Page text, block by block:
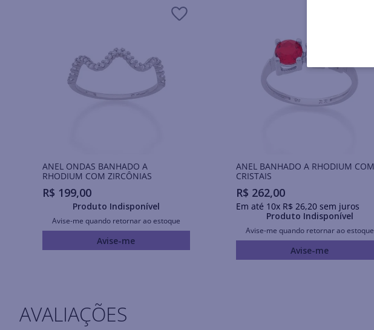
ANEL ONDAS BANHADO A
RHODIUM COM ZIRCÔNIAS
R$ 199,00
Produto Indisponível
Avise-me quando retornar ao estoque
Avise-me
ANEL BANHADO A RHODIUM COM
CRISTAIS
R$ 262,00
Em até 10x R$ 26,20sem juros
Produto Indisponível
Avise-me quando retornar ao estoque
Avise-me
AVALIAÇÕES